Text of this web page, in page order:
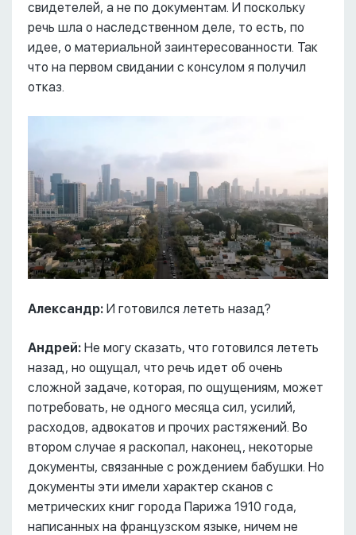
свидетелей, а не по документам. И поскольку
речь шла о наследственном деле, то есть, по
идее, о материальной заинтересованности. Так
что на первом свидании с консулом я получил
отказ.
Александр: И готовился лететь назад?
Андрей: Не могу сказать, что готовился лететь
назад, но ощущал, что речь идет об очень
сложной задаче, которая, по ощущениям, может
потребовать, не одного месяца сил, усилий,
расходов, адвокатов и прочих растяжений. Во
втором случае я раскопал, наконец, некоторые
документы, связанные с рождением бабушки. Но
документы эти имели характер сканов с
метрических книг города Парижа 1910 года,
написанных на французском языке, ничем не